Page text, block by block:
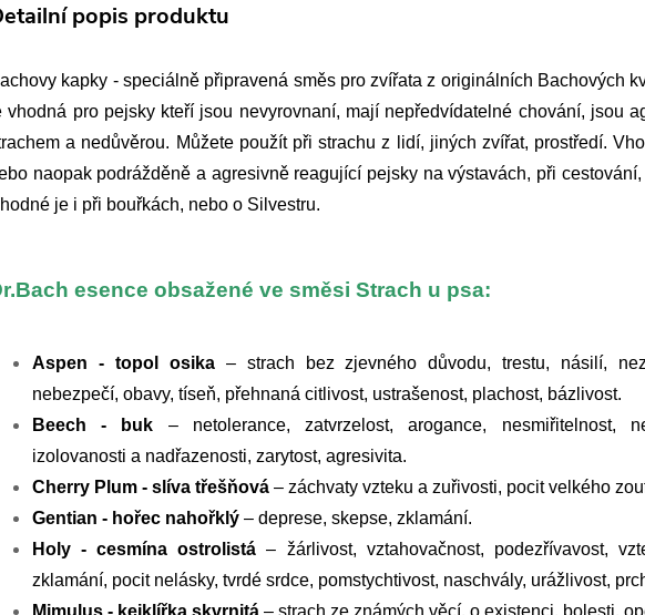
popis produktu
kapky - speciálně připravená směs pro zvířata z originálních Bachových
vhodná pro pejsky kteří jsou nevyrovnaní, mají nepředvídatelné chování, jsou
a nedůvěrou. Můžete použít při strachu z lidí, jiných zvířat, prostředí.
naopak podrážděně a agresivně reagující pejsky na výstavách, při
je i při bouřkách, nebo o Silvestru.
esence obsažené ve směsi Strach u psa:
Aspen - topol osika– strach bez zjevného důvodu, trestu, násilí,
nebezpečí, obavy, tíseň, přehnaná citlivost, ustrašenost, plachost, bázlivost.
Beech - buk – netolerance, zatvrzelost, arogance, nesmiřitelnost,
izolovanosti a nadřazenosti, zarytost, agresivita.
Cherry Plum - slíva třešňová – záchvaty vzteku a zuřivosti, pocit velkého
Gentian - hořec nahořklý – deprese, skepse, zklamání.
Holy - cesmína ostrolistá – žárlivost, vztahovačnost, podezřívavost,
zklamání, pocit nelásky, tvrdé srdce, pomstychtivost, naschvály, urážlivost,
Mimulus - kejklířka skvrnitá – strach ze známých věcí, o existenci, bolesti,